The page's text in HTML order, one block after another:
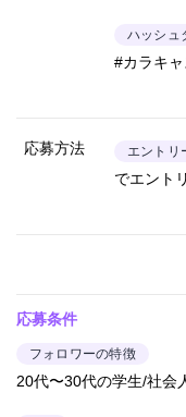
ハッシュ
#カラキャ
応募方法 エントリ
でエント
応募条件
フォロワーの特徴
20代〜30代の学生/社会